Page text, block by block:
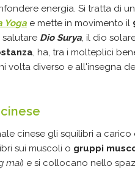
energia. Si tratta di
Yoga e mette in movimento il
salutare Dio Surya, il dio
, ha, tra i molteplici
volta diverso e all'insegna
cinese gli squilibri a carico
sui muscoli o gruppi
mai) e si collocano nello